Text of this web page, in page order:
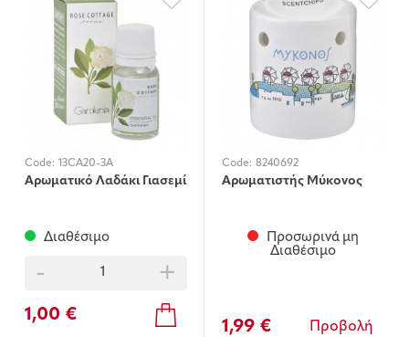
Code: 13CA20-3A
Αρωματικό Λαδάκι Γιασεμί
Διαθέσιμο
- +
1,00 €
Code: 8240692
Αρωματιστής Μύκονος
Προσωρινά μη
Διαθέσιμο
1,99 € Προβολή